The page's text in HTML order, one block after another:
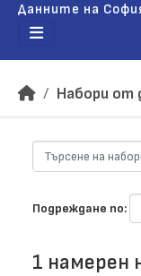
Данните на
Набори от
Подреждане по
1 намерен